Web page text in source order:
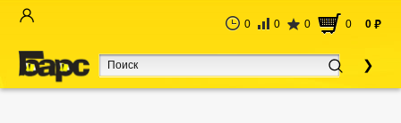
0 0 0 0 0 руб